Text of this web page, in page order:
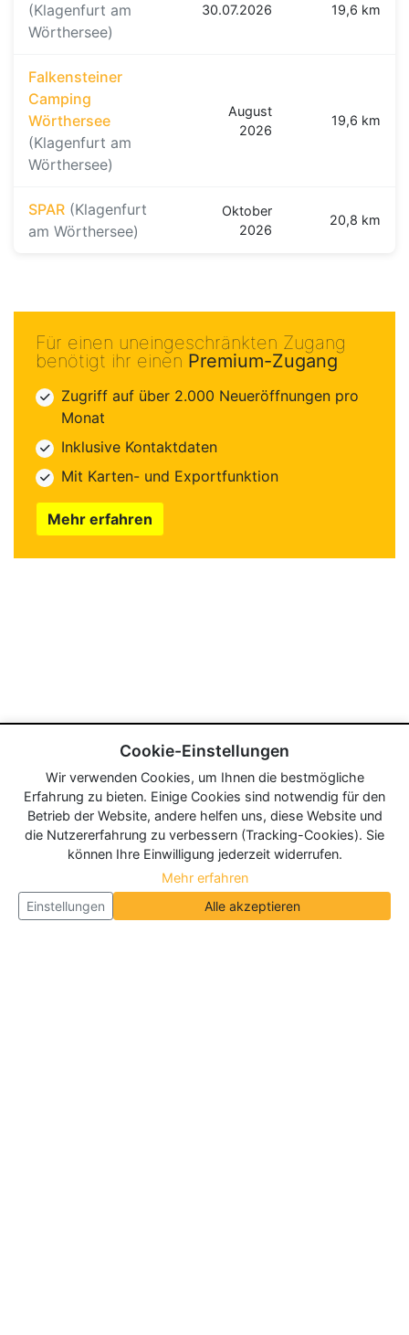
(Klagenfurt am
Wörthersee)
30.07.2026 19,6 km
Falkensteiner
Camping
Wörthersee
(Klagenfurt am
Wörthersee)
August
2026
19,6 km
SPAR (Klagenfurt
am Wörthersee)
Oktober
2026
20,8 km
Für einen uneingeschränkten Zugang
benötigt ihr einen Premium-Zugang
Zugriff auf über 2.000 Neueröffnungen pro
Monat
Inklusive Kontaktdaten
Mit Karten- und Exportfunktion
Mehr erfahren
Cookie-Einstellungen
Wir verwenden Cookies, um Ihnen die bestmögliche
Erfahrung zu bieten. Einige Cookies sind notwendig für den
Betrieb der Website, andere helfen uns, diese Website und
die Nutzererfahrung zu verbessern (Tracking-Cookies). Sie
können Ihre Einwilligung jederzeit widerrufen.
Mehr erfahren
Einstellungen
Alle akzeptieren